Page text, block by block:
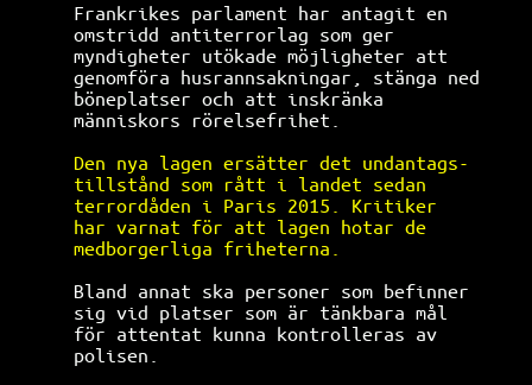
Frankrikes parlament har antagit en
omstridd antiterrorlag som ger
myndigheter utökade möjligheter att
genomföra husrannsakningar, stänga ned
böneplatser och att inskränka
människors rörelsefrihet.
Den nya lagen ersätter det undantags-
tillstånd som rått i landet sedan
terrordåden i Paris 2015. Kritiker
har varnat för att lagen hotar de
medborgerliga friheterna.
Bland annat ska personer som befinner
sig vid platser som är tänkbara mål
för attentat kunna kontrolleras av
polisen.